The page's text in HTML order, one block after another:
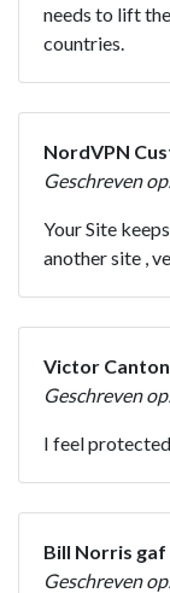
needs to lift
countries.
NordVPN
Geschreven
Your Site
another site ,
Victor
Geschreven
I feel protected
Bill Norris
Geschreven